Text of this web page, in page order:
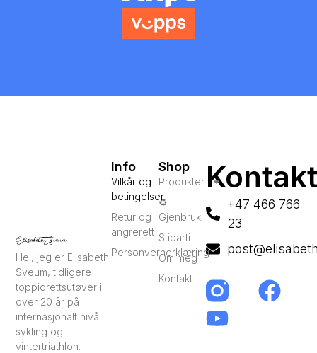
Hei, jeg er Elisabeth
Sveum, tidligere
toppidrettsutøver i
over 20 år på
internasjonalt nivå i
sykling og
vintertriathlon.
Shop
Produkter
♻️
Gjenbruk
Stiparti
Om meg
Kontakt
Info
Vilkår og
betingelser
Retur og
angrerett
Personvernerklæring
+47 466 766
23